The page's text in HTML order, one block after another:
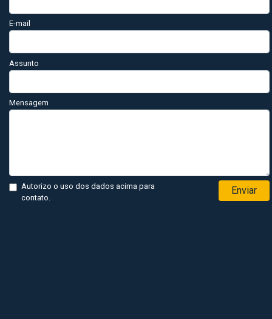
E-mail
Assunto
Mensagem
Autorizo o uso dos dados acima para
contato.
Enviar